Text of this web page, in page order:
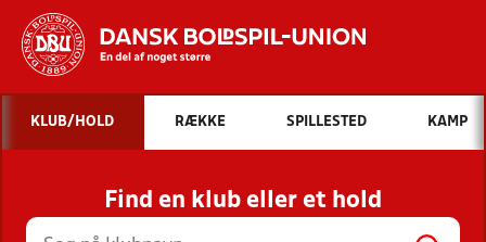
Hvad vil du søge efter?
INDHOLD OG NYHEDER
STILLINGER, RESULTATER, KLUBBER OG
HOLD
KLUB/HOLD RÆKKE SPILLESTED KAMP
Find en klub eller et hold